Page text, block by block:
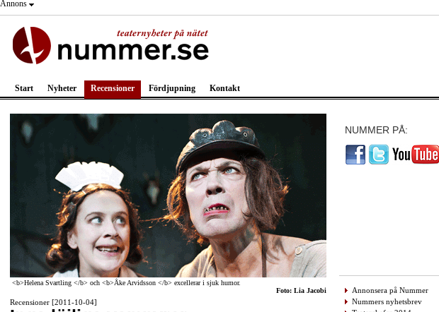
Annons
Start Nyheter Recensioner Fördjupning Kontakt
<b>Helena Svartling </b> och <b>Åke Arvidsson </b> excellerar i sjuk humor.
Foto: Lia Jacobi
Recensioner [2011-10-04]
NUMMER PÅ:
Annonsera på Nummer
Nummers nyhetsbrev